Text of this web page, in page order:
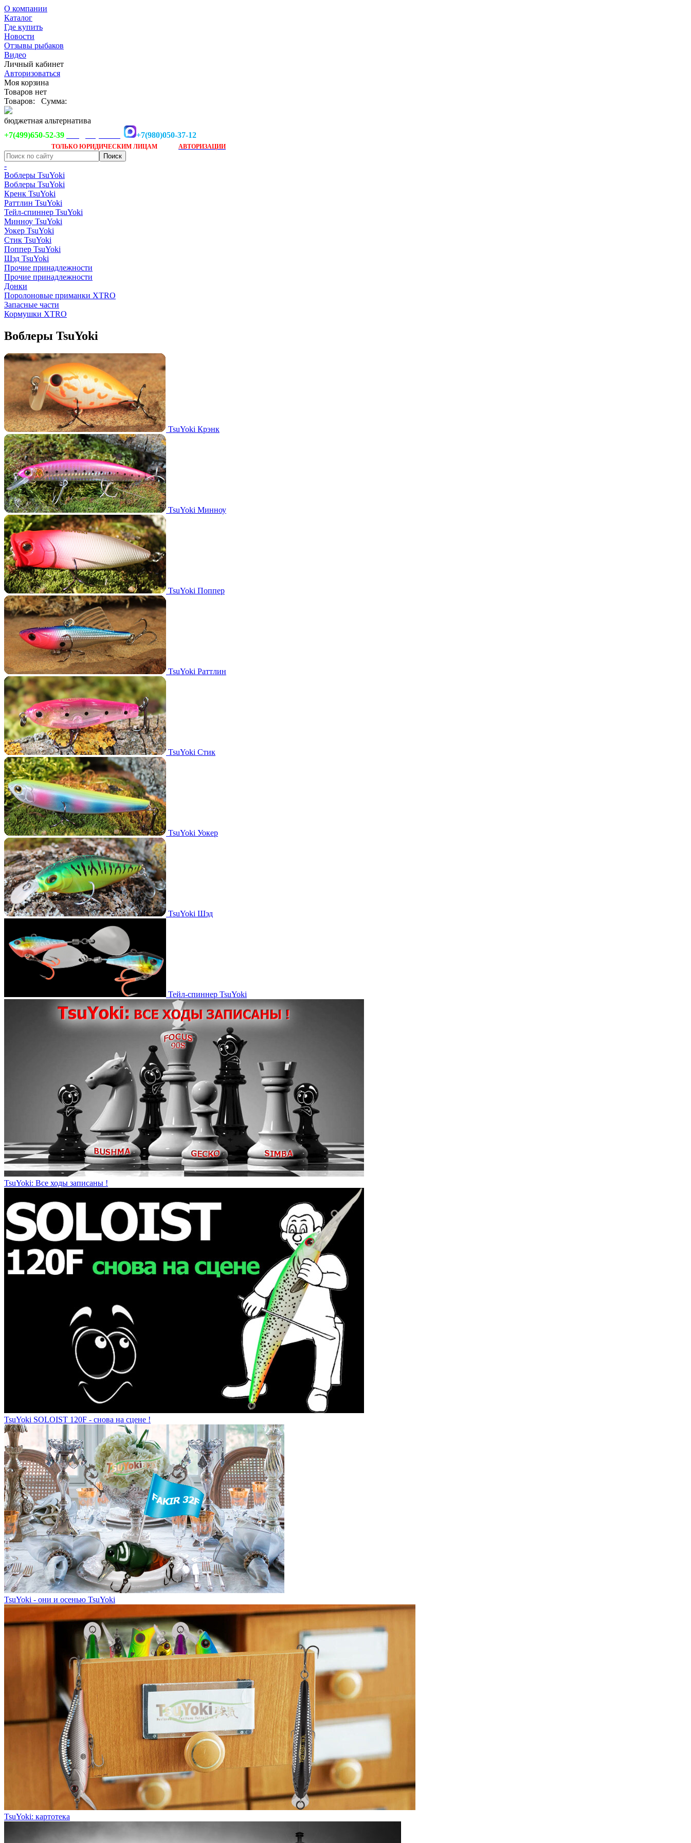
О компании
Каталог
Где купить
Новости
Отзывы рыбаков
Видео
Личный кабинет
Авторизоваться
Моя корзина
Товаров нет
Товаров:
Сумма:
бюджетная альтернатива
+7(499)650-52-39
+7(980)050-37-12
ТОЛЬКО ЮРИДИЧЕСКИМ ЛИЦАМ АВТОРИЗАЦИИ
-
Воблеры TsuYoki
Воблеры TsuYoki
Кренк TsuYoki
Раттлин TsuYoki
Тейл-спиннер TsuYoki
Минноу TsuYoki
Уокер TsuYoki
Стик TsuYoki
Поппер TsuYoki
Шэд TsuYoki
Прочие принадлежности
Прочие принадлежности
Донки
Поролоновые приманки XTRO
Запасные части
Кормушки XTRO
Воблеры TsuYoki
TsuYoki Крэнк
TsuYoki Минноу
TsuYoki Поппер
TsuYoki Раттлин
TsuYoki Стик
TsuYoki Уокер
TsuYoki Шэд
Тейл-спиннер TsuYoki
TsuYoki: Все ходы записаны !
TsuYoki SOLOIST 120F - снова на сцене !
TsuYoki - они и осенью TsuYoki
TsuYoki: картотека